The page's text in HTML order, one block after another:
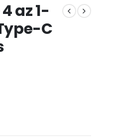
az 1-
C